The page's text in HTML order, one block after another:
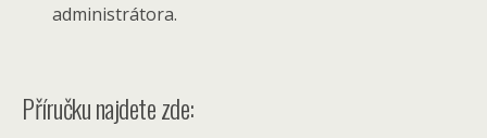
administrátora.
Příručku najdete zde: